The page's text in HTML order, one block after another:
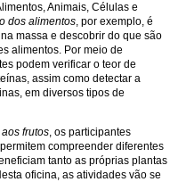
Animais, Células e
dos alimentos, por exemplo, é
massa e descobrir do que são
alimentos. Por meio de
podem verificar o teor de
assim como detectar a
em diversos tipos de
frutos, os participantes
compreender diferentes
tanto as próprias plantas
oficina, as atividades vão se